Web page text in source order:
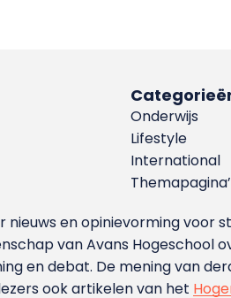
Onderwijs
Lifestyle
International
en opinievorming voor
van Avans Hogeschool
en debat. De mening van
ook artikelen van het